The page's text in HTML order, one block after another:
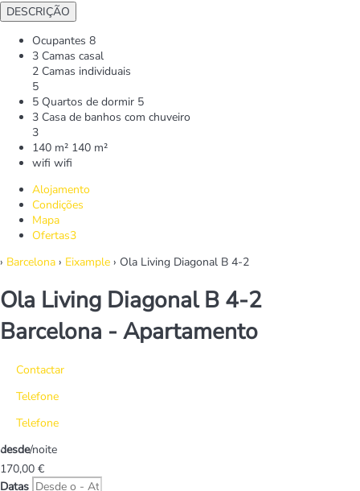
DESCRIÇÃO
Ocupantes 8
3 Camas casal
2 Camas individuais
5
5 Quartos de dormir 5
3 Casa de banhos com chuveiro
3
140 m² 140 m²
wifi wifi
Alojamento
Condições
Mapa
Ofertas3
› Barcelona › Eixample › Ola Living Diagonal B 4-2
Ola Living Diagonal B 4-2
Barcelona - Apartamento
Contactar
Telefone
Telefone
desde/noite
170,00 €
Datas